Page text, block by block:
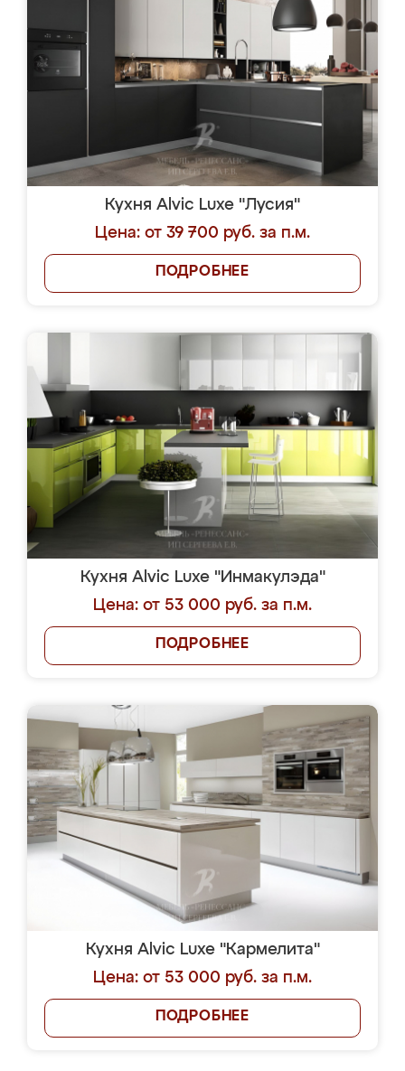
Кухня Alvic Luxe "Лусия"
Цена: от 39 700 руб. за п.м.
ПОДРОБНЕЕ
Кухня Alvic Luxe "Инмакулэда"
Цена: от 53 000 руб. за п.м.
ПОДРОБНЕЕ
Кухня Alvic Luxe "Кармелита"
Цена: от 53 000 руб. за п.м.
ПОДРОБНЕЕ